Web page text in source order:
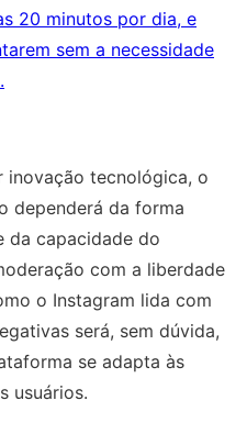
20 minutos por dia, e
sem a necessidade
inovação tecnológica, o
dependerá da forma
da capacidade do
com a liberdade
o Instagram lida com
será, sem dúvida,
se adapta às
usuários.